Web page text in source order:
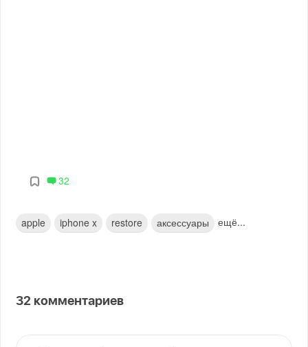
32
apple iphone x restore аксессуары ещё...
32 комментариев